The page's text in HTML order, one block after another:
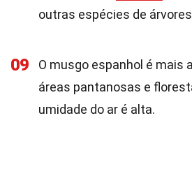
outras espécies de
09
O musgo espanhol é mais
áreas pantanosas e
umidade do ar é alta.